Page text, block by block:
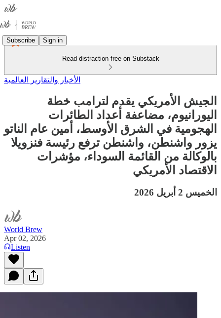
Subscribe Sign in
Read distraction-free on Substack
الأخبار والتقارير العالمية
الجيش الأمريكي يقدم لترامب خطة
اليورانيوم، مضاعفة أعداد الطائرات
الهجومية في الشرق الأوسط، أمين عام الناتو
يزور واشنطن، واشنطن ترفع رئيسة فنزويلا
بالوكالة من القائمة السوداء، مؤشرات
الاقتصاد الأمريكي
الخميس 2 أبريل 2026
World Brew
Apr 02, 2026
Listen